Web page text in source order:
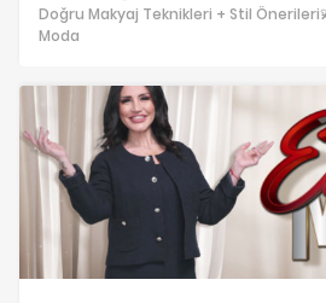
Doğru Makyaj Teknikleri + Stil
Moda